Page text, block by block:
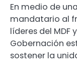
En medio de
mandatario al
líderes del MDF
Gobernación
sostener la